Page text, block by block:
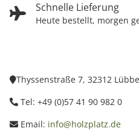
Schnelle Lieferung
Heute bestellt, morgen
Thyssenstraße 7, 32312
Tel: +49 (0)57 41 90 982 0
Email: info@holzplatz.de